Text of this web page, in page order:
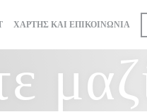
((ΑΝΟΊΓΕΙ ΣΕ ΝΈΟ ΠΑΡΆΘΥΡΟ))
ΧΆΡΤΗΣ ΚΑΙ ΕΠΙΚΟΙΝΩΝΊΑ